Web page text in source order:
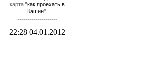
карта "как проехать в
Кашин"
--------------------
22:28 04.01.2012